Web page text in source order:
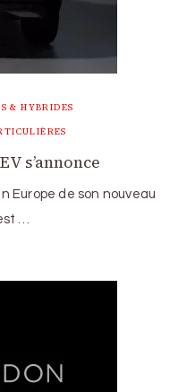
& HYBRIDES
s’annonce
Europe de son nouveau
…